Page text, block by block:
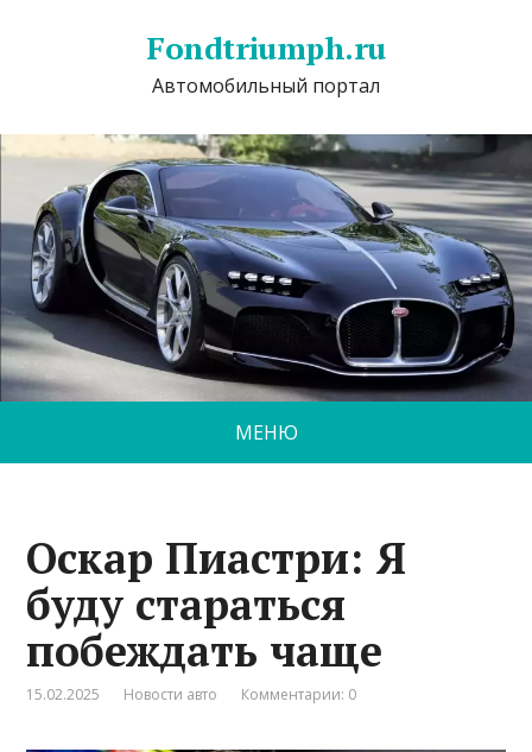
Fondtriumph.ru
Автомобильный портал
МЕНЮ
Оскар Пиастри: Я
буду стараться
побеждать чаще
15.02.2025 Новости авто Комментарии: 0